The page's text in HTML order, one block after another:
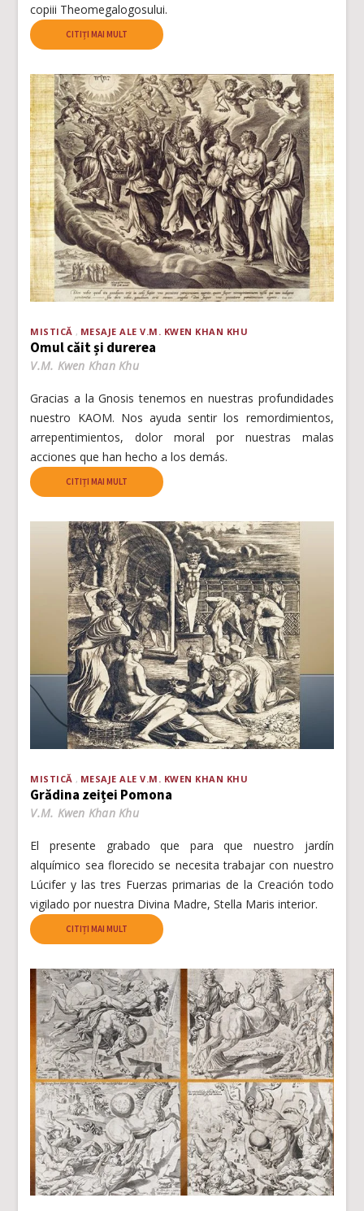
copiii Theomegalogosului.
CITIȚI MAI MULT
MISTICĂ MESAJE ALE V.M. KWEN KHAN KHU
Omul căit și durerea
V.M. Kwen Khan Khu
Gracias a la Gnosis tenemos en nuestras profundidades
nuestro KAOM. Nos ayuda sentir los remordimientos,
arrepentimientos, dolor moral por nuestras malas
acciones que han hecho a los demás.
CITIȚI MAI MULT
MISTICĂ MESAJE ALE V.M. KWEN KHAN KHU
Grădina zeiței Pomona
V.M. Kwen Khan Khu
El presente grabado que para que nuestro jardín
alquímico sea florecido se necesita trabajar con nuestro
Lúcifer y las tres Fuerzas primarias de la Creación todo
vigilado por nuestra Divina Madre, Stella Maris interior.
CITIȚI MAI MULT